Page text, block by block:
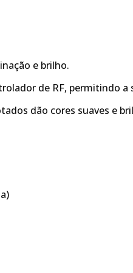
e brilho.
de RF, permitindo
dão cores suaves e